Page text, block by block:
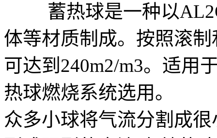
蓄热球是一种以
体等材质制成。按照滚
可达到240m2/m3。适用
热球燃烧系统选用。
众多小球将气流分割成